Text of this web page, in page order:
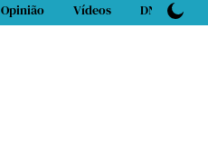
Opinião Vídeos DN Sport